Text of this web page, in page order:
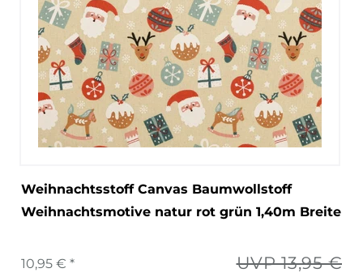
Weihnachtsstoff Canvas Baumwollstoff
Weihnachtsmotive natur rot grün 1,40m Breite
UVP 13,95 €
10,95 € *